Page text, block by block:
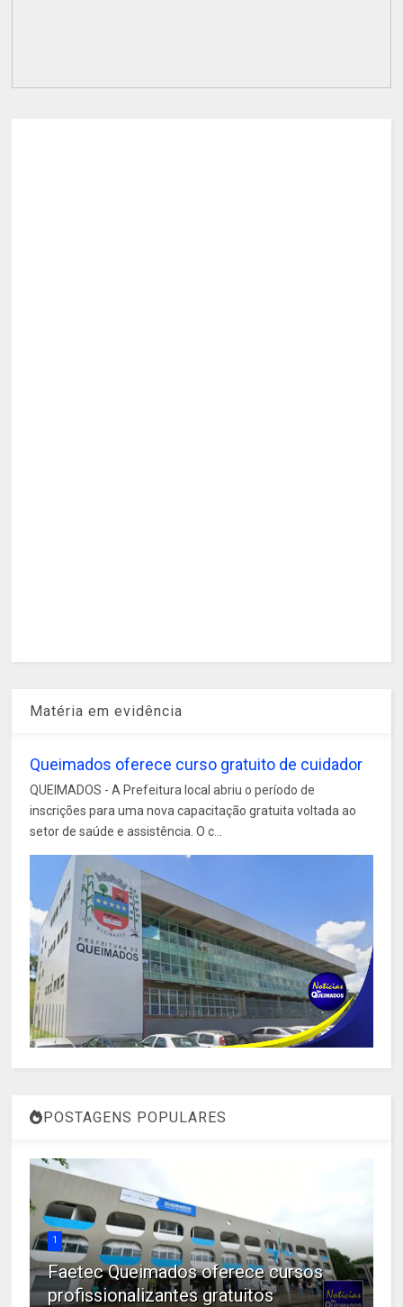
Matéria em evidência
Queimados oferece curso gratuito de cuidador
QUEIMADOS - A Prefeitura local abriu o período de
inscrições para uma nova capacitação gratuita voltada ao
setor de saúde e assistência. O c...
POSTAGENS POPULARES
1
Faetec Queimados oferece cursos
profissionalizantes gratuitos